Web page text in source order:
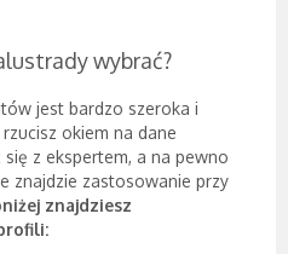
wybrać?
jest bardzo szeroka i
okiem na dane
z ekspertem, a na pewno
znajdzie zastosowanie przy
znajdziesz